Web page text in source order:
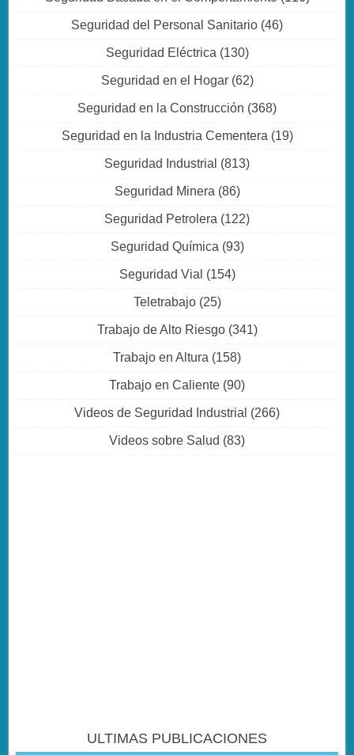
Seguridad del Personal Sanitario (46)
Seguridad Eléctrica (130)
Seguridad en el Hogar(62)
Seguridad en la Construcción (368)
Seguridad en la Industria Cementera (19)
Seguridad Industrial (813)
Seguridad Minera (86)
Seguridad Petrolera (122)
Seguridad Química (93)
Seguridad Vial (154)
Teletrabajo(25)
Trabajo de Alto Riesgo(341)
Trabajo en Altura (158)
Trabajo en Caliente (90)
Videos de Seguridad Industrial (266)
Videos sobre Salud (83)
ULTIMAS PUBLICACIONES